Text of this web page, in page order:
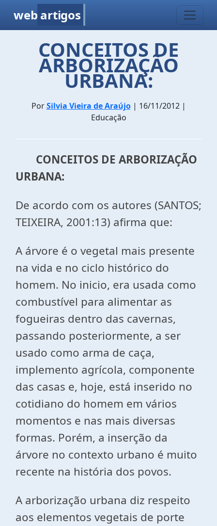
web artigos
CONCEITOS DE
ARBORIZAÇÃO
URBANA:
PorSilvia Vieira de Araújo| 16/11/2012 |
Educação
CONCEITOS DE ARBORIZAÇÃO
URBANA:
De acordo com os autores (SANTOS;
TEIXEIRA, 2001:13) afirma que:
A árvore é o vegetal mais presente
na vida e no ciclo histórico do
homem. No inicio, era usada como
combustível para alimentar as
fogueiras dentro das cavernas,
passando posteriormente, a ser
usado como arma de caça,
implemento agrícola, componente
das casas e, hoje, está inserido no
cotidiano do homem em vários
momentos e nas mais diversas
formas. Porém, a inserção da
árvore no contexto urbano é muito
recente na história dos povos.
A arborização urbana diz respeito
aos elementos vegetais de porte